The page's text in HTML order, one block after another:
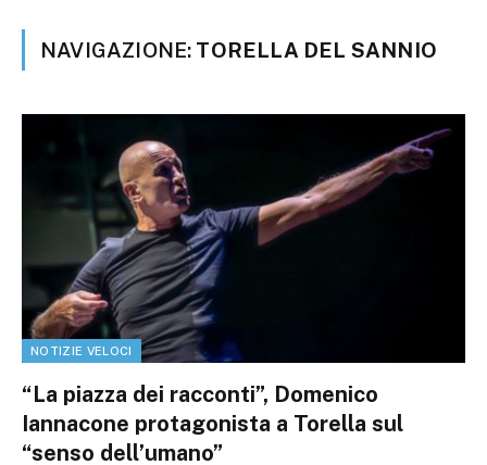
NAVIGAZIONE: TORELLA DEL SANNIO
NOTIZIE VELOCI
“La piazza dei racconti”, Domenico
Iannacone protagonista a Torella sul
“senso dell’umano”